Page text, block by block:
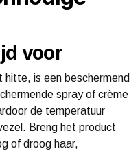
voor
is een beschermend
spray of crème
de temperatuur
Breng het product
of droog haar,